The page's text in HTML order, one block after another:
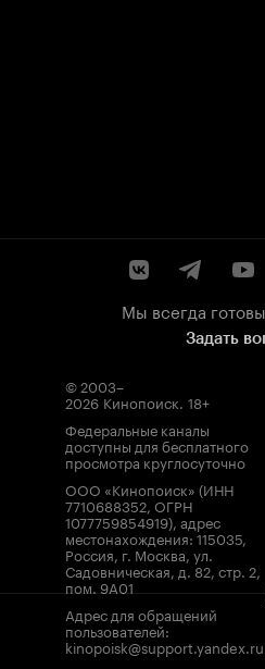
Мы всегда
Задать
© 2003–
2026 Кинопоиск. 18+
Федеральные каналы
доступны для бесплатного
просмотра круглосуточно
ООО «Кинопоиск» (ИНН
7710688352, ОГРН
1077759854919), адрес
местонахождения: 115035,
Россия, г. Москва, ул.
Садовническая, д. 82, стр. 2,
пом. 9А01
Адрес для обращений
пользователей:
kinopoisk@support.yandex.ru